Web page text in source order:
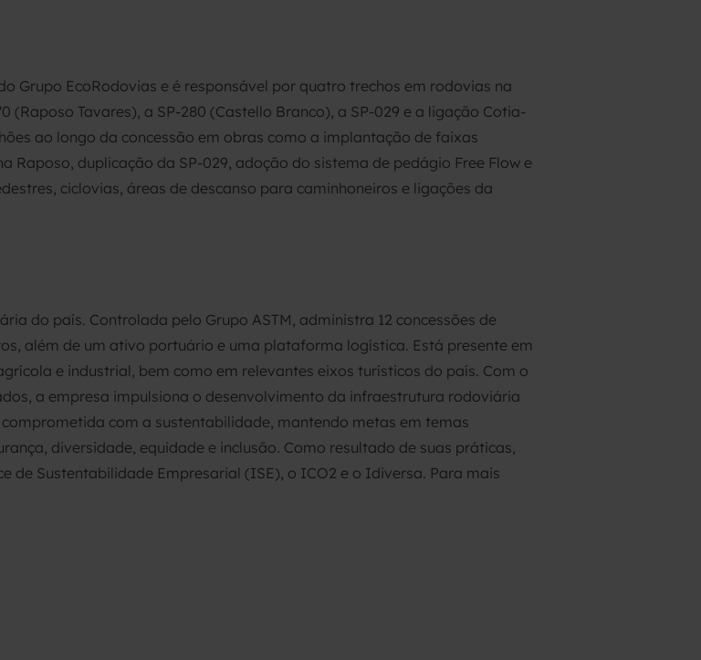
Grupo EcoRodovias e é responsável por quatro trechos em rodovias na
(Raposo Tavares), a SP-280 (Castello Branco), a SP-029 e a ligação Cotia-
ao longo da concessão em obras como a implantação de faixas
Raposo, duplicação da SP-029, adoção do sistema de pedágio Free Flow e
ciclovias, áreas de descanso para caminhoneiros e ligações da
do país. Controlada pelo Grupo ASTM, administra 12 concessões de
além de um ativo portuário e uma plataforma logística. Está presente em
e industrial, bem como em relevantes eixos turísticos do país. Com o
a empresa impulsiona o desenvolvimento da infraestrutura rodoviária
com a sustentabilidade, mantendo metas em temas
diversidade, equidade e inclusão. Como resultado de suas práticas,
de Sustentabilidade Empresarial (ISE), o ICO2 e o Idiversa. Para mais